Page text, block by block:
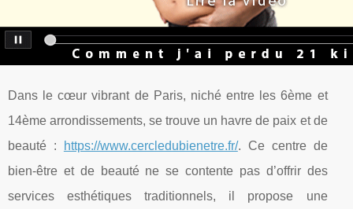
Dans le cœur vibrant de Paris, niché entre les 6ème et
14ème arrondissements, se trouve un havre de paix et de
beauté :
https://www.cercledubienetre.fr/. Ce centre de
bien-être et de beauté ne se contente pas d’offrir des
services esthétiques traditionnels, il propose une